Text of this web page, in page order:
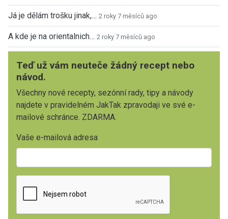
Já je dělám trošku jinak,… 2 roky 7 měsíců ago
A kde je na orientalnich… 2 roky 7 měsíců ago
Teď už vám neuteče žádný recept nebo
návod.
Všechny nové recepty, sezónní rady, tipy a návody
najdete v pravidelném JakTak zpravodaji ve své e-
mailové schránce. ZDARMA.
Vaše e-mailová adresa